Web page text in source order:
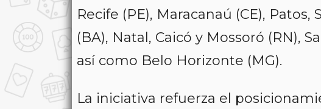
Recife (PE), Maracanaú (CE), Patos,
(BA), Natal, Caicó y Mossoró (RN),
así como Belo Horizonte (MG).
La iniciativa refuerza el